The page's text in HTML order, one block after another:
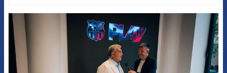
FCB Barcelona badge